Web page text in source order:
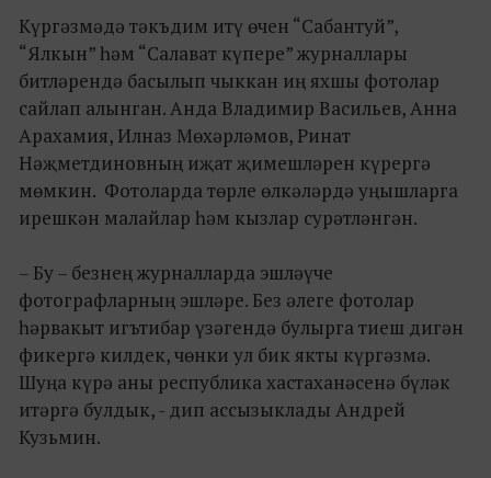
Күргәзмәдә тәкъдим итү өчен “Сабантуй”,
“Ялкын” һәм “Салават күпере” журналлары
битләрендә басылып чыккан иң яхшы фотолар
сайлап алынган. Анда Владимир Васильев, Анна
Арахамия, Илназ Мөхәрләмов, Ринат
Нәҗметдиновның иҗат җимешләрен күрергә
мөмкин. Фотоларда төрле өлкәләрдә уңышларга
ирешкән малайлар һәм кызлар сурәтләнгән.
– Бу – безнең журналларда эшләүче
фотографларның эшләре. Без әлеге фотолар
һәрвакыт игътибар үзәгендә булырга тиеш дигән
фикергә килдек, чөнки ул бик якты күргәзмә.
Шуңа күрә аны республика хастаханәсенә бүләк
итәргә булдык, - дип ассызыклады Андрей
Кузьмин.